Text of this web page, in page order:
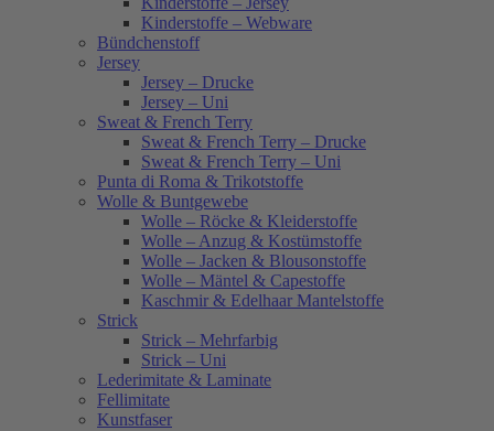
Kinderstoffe – Webware
Bündchenstoff
Jersey
Jersey – Drucke
Jersey – Uni
Sweat & French Terry
Sweat & French Terry – Drucke
Sweat & French Terry – Uni
Punta di Roma & Trikotstoffe
Wolle & Buntgewebe
Wolle – Röcke & Kleiderstoffe
Wolle – Anzug & Kostümstoffe
Wolle – Jacken & Blousonstoffe
Wolle – Mäntel & Capestoffe
Kaschmir & Edelhaar Mantelstoffe
Strick
Strick – Mehrfarbig
Strick – Uni
Lederimitate & Laminate
Fellimitate
Kunstfaser